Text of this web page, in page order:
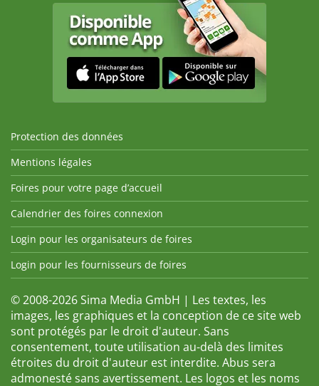
Protection des données
Mentions légales
Foires pour votre page d’accueil
Calendrier des foires connexion
Login pour les organisateurs de foires
Login pour les fournisseurs de foires
© 2008-2026 Sima Media GmbH | Les textes, les
images, les graphiques et la conception de ce site web
sont protégés par le droit d'auteur. Sans
consentement, toute utilisation au-delà des limites
étroites du droit d'auteur est interdite. Abus sera
admonesté sans avertissement. Les logos et les noms